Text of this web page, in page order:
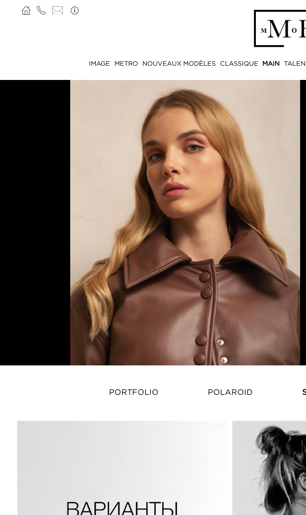
IMAGE METRO NOUVEAUX MODÈLES CLASSIQUE MAIN
PORTFOLIO POLAROID